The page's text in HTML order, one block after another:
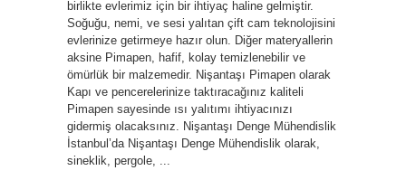
birlikte evlerimiz için bir ihtiyaç haline gelmiştir.
Soğuğu, nemi, ve sesi yalıtan çift cam teknolojisini
evlerinize getirmeye hazır olun. Diğer materyallerin
aksine Pimapen, hafif, kolay temizlenebilir ve
ömürlük bir malzemedir. Nişantaşı Pimapen olarak
Kapı ve pencerelerinize taktıracağınız kaliteli
Pimapen sayesinde ısı yalıtımı ihtiyacınızı
gidermiş olacaksınız. Nişantaşı Denge Mühendislik
İstanbul’da Nişantaşı Denge Mühendislik olarak,
sineklik, pergole, ...